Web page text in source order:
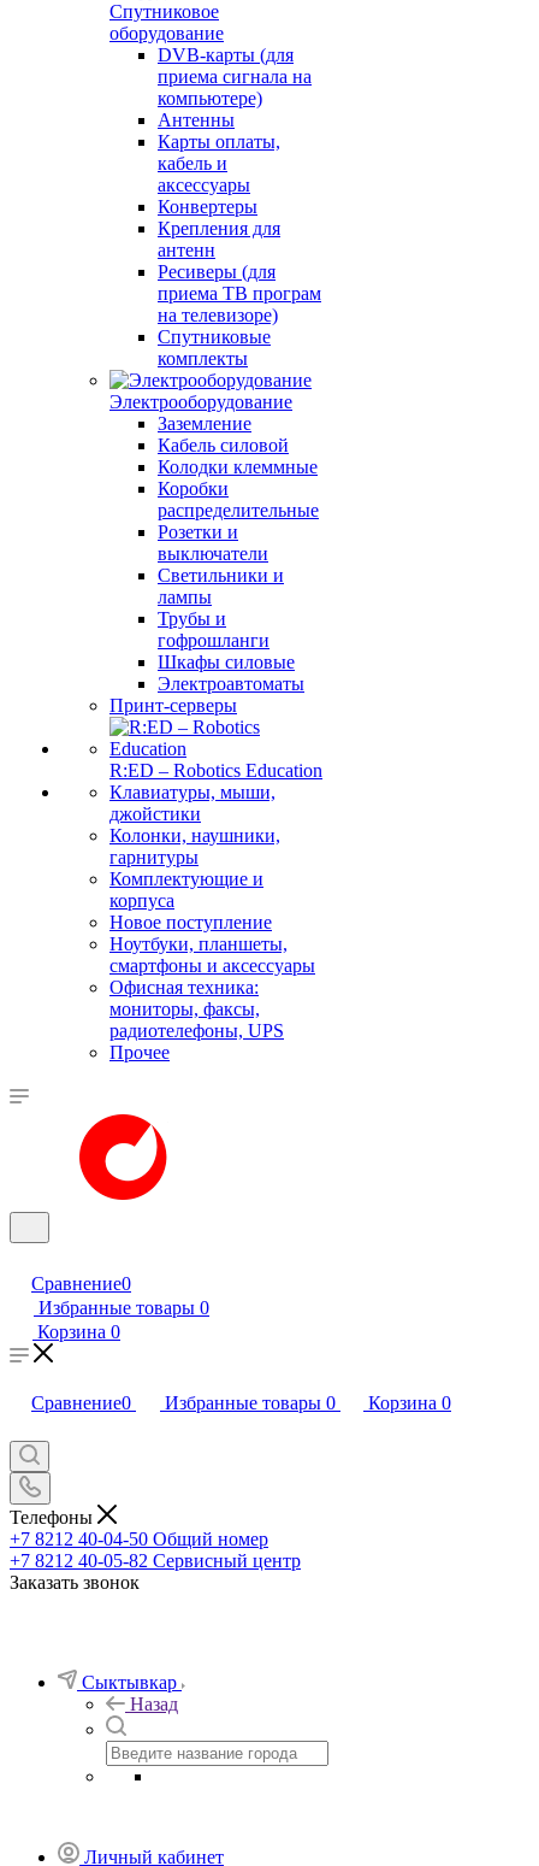
Спутниковое
оборудование
DVB-карты (для
приема сигнала на
компьютере)
Антенны
Карты оплаты,
кабель и
аксессуары
Конвертеры
Крепления для
антенн
Ресиверы (для
приема ТВ програм
на телевизоре)
Спутниковые
комплекты
Электрооборудование
Заземление
Кабель силовой
Колодки клеммные
Коробки
распределительные
Розетки и
выключатели
Светильники и
лампы
Трубы и
гофрошланги
Шкафы силовые
Электроавтоматы
Принт-серверы
R:ED – Robotics Education
Клавиатуры, мыши,
джойстики
Колонки, наушники,
гарнитуры
Комплектующие и
корпуса
Новое поступление
Ноутбуки, планшеты,
смартфоны и аксессуары
Офисная техника:
мониторы, факсы,
радиотелефоны, UPS
Прочее
Сравнение0
Избранные товары 0
Корзина 0
Сравнение0 Избранные товары 0 Корзина 0
Телефоны
+7 8212 40-04-50 Общий номер
+7 8212 40-05-82 Сервисный центр
Заказать звонок
Сыктывкар
Назад
Личный кабинет